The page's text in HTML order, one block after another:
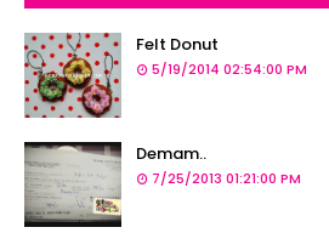
Felt Donut
5/19/2014 02:54:00 PM
Demam..
7/25/2013 01:21:00 PM